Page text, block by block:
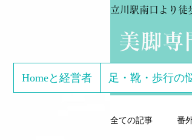
立川駅南口より徒
美脚
Homeと経営者 足・靴・歩行の
全ての記事 番